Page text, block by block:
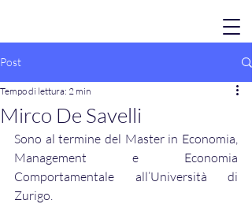
Post
Mirco De Savelli
Tempo di lettura: 2 min
Sono al termine del Master in Economia,
Management e Economia
Comportamentale all’Università di
Zurigo.